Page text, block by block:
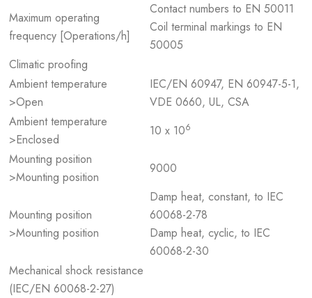
Maximum operating
frequency [Operations/h]
Contact numbers to EN 50011
Coil terminal markings to EN
50005
Climatic proofing
Ambient temperature
>Open
IEC/EN 60947, EN 60947-5-1,
VDE 0660, UL, CSA
Ambient temperature
>Enclosed
10 x 106
Mounting position
>Mounting position
9000
Mounting position
>Mounting position
Damp heat, constant, to IEC
60068-2-78
Damp heat, cyclic, to IEC
60068-2-30
Mechanical shock resistance
(IEC/EN 60068-2-27)